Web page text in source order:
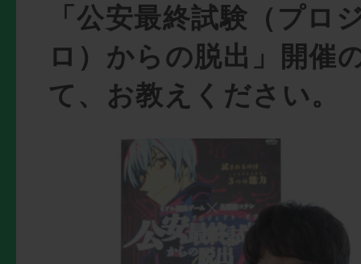
「公安最終試験（プロ
ロ）からの脱出」開催
て、お教えください。